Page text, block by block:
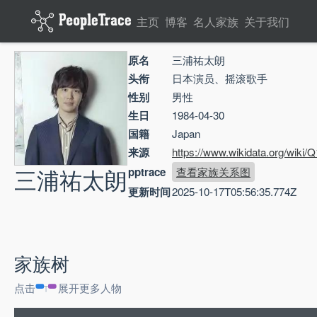
主页 博客 名人家族 关于我们
三浦祐太朗
原名 三浦祐太朗
头衔 日本演员、摇滚歌手
性别 男性
生日 1984-04-30
国籍 Japan
来源 https://www.wikidata.org/wiki/
pptrace 查看家族关系图
更新时间2025-10-17T05:56:35.774Z
家族树
点击 展开更多人物